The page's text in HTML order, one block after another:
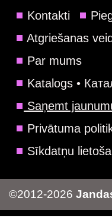
Kontakti
Atgriešanas
Par mums
Katalogs •
Saņemt
Privātuma
Sīkdatņu
©2012-2026